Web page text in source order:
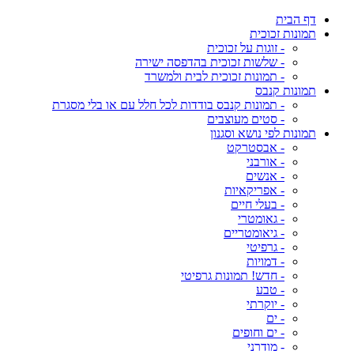
דף הבית
תמונות זכוכית
- זוגות על זכוכית
- שלשות זכוכית בהדפסה ישירה
- תמונות זכוכית לבית ולמשרד
תמונות קנבס
- תמונות קנבס בודדות לכל חלל עם או בלי מסגרת
- סטים מעוצבים
תמונות לפי נושא וסגנון
- אבסטרקט
- אורבני
- אנשים
- אפריקאיות
- בעלי חיים
- גאומטרי
- גיאומטריים
- גרפיטי
- דמויות
- חדש! תמונות גרפיטי
- טבע
- יוקרתי
- ים
- ים וחופים
- מודרני